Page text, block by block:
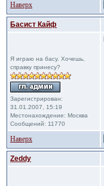
Наверх
Басист Кайф
Я играю на басу. Хочешь,
справку принесу?
Зарегистрирован:
31.01.2007, 15:19
Местонахождение: Москва
Сообщений: 11770
Наверх
Zeddy